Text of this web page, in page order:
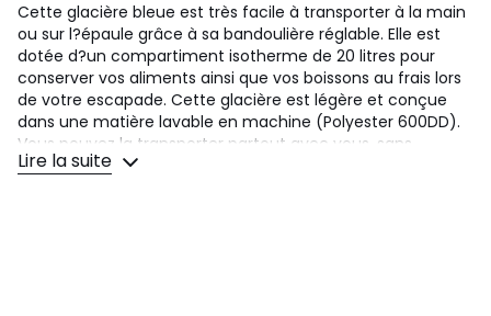
Cette glacière bleue est très facile à transporter à la main
ou sur l?épaule grâce à sa bandoulière réglable. Elle est
dotée d?un compartiment isotherme de 20 litres pour
conserver vos aliments ainsi que vos boissons au frais lors
de votre escapade. Cette glacière est légère et conçue
dans une matière lavable en machine (Polyester 600DD).
Vous pouvez la transporter partout avec vous, sans
difficulté ! Et pour parfaire votre pique-nique n?oublier
Lire la suite